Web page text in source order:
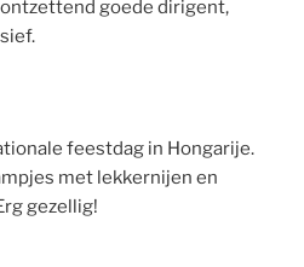
ontzettend goede dirigent,
feestdag in Hongarije.
met lekkernijen en
gezellig!